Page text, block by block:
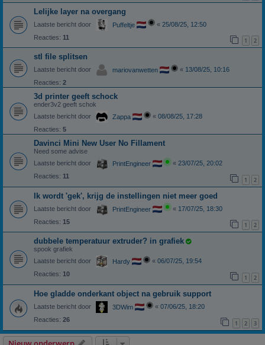
Lelijke layer na overgang
Laatste bericht door Puffeltje « 25/08/25, 12:50
Reacties: 11 1 2
stl file splitsen
Laatste bericht door mariovanwetten « 13/08/25, 10:16
Reacties: 2
3d printer geeft schock
ender3v2 geeft schok
Laatste bericht door
Zappa « 08/08/25, 17:28
Reacties: 5
Davinci Mini New User No Fillament
Need some advise
Laatste bericht door
PrintEngineer « 23/07/25, 20:02
Reacties: 11 1 2
Ik wordt 'gek', krijg de instellingen niet meer goed
Laatste bericht door PrintEngineer « 17/07/25, 18:30
Reacties: 15 1 2
dubbele temperatuur extruder? in grafiek
spook grafiek
Laatste bericht door
Hardy « 06/07/25, 19:54
Reacties: 10 1 2
Hoe gladde onderkant object na gebruik support
Laatste bericht door 3DWim « 07/06/25, 18:20
Reacties: 26 1 2 3